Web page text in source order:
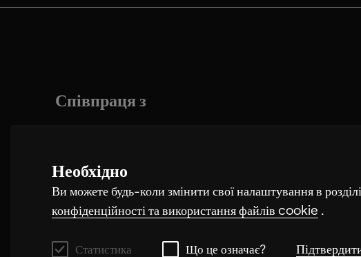
Необхідно
Ви можете будь-коли змінити свої налаштування в
конфіденційності та використання файлів cookie .
Статистика Що це означає?
Співпраця з